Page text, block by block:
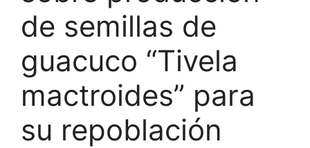
de semillas de
guacuco “Tivela
mactroides” para
su repoblación